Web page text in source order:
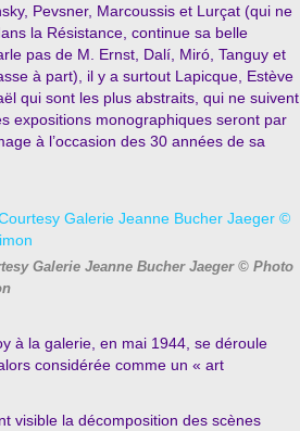
Pevsner, Marcoussis et Lurçat (qui ne
la Résistance, continue sa belle
pas de M. Ernst, Dalí, Miró, Tanguy et
à part), il y a surtout Lapicque, Estève
qui sont les plus abstraits, qui ne suivent
expositions monographiques seront par
à l’occasion des 30 années de sa
Galerie Jeanne Bucher Jaeger © Photo
à la galerie, en mai 1944, se déroule
considérée comme un « art
visible la décomposition des scènes